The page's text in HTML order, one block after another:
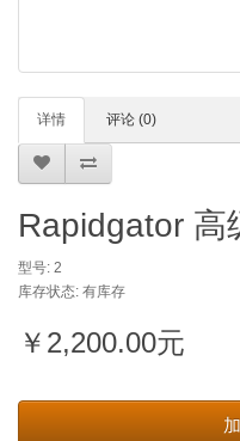
详情 评论 (0)
Rapidgator 高
型号: 2
库存状态: 有库存
￥2,200.00元